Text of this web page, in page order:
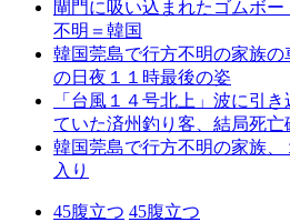
閘門に吸い込まれたゴムボ
不明＝韓国
韓国莞島で行方不明の家族
の日夜１１時最後の姿
「台風１４号北上」波に引
ていた済州釣り客、結局死亡
韓国莞島で行方不明の家族
入り
45腹立つ 45腹立つ